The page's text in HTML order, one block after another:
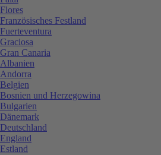
Flores
Französisches Festland
Fuerteventura
Graciosa
Gran Canaria
Albanien
Andorra
Belgien
Bosnien und Herzegowina
Bulgarien
Dänemark
Deutschland
England
Estland